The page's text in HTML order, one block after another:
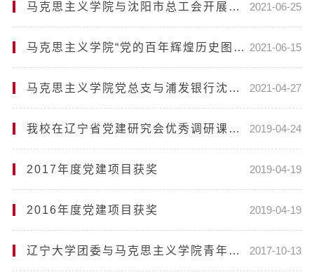
2021-06-25
马克思主义学院与沈阳市总工会开展党史学习教育共建活动
2021-06-15
马克思主义学院“党的百年辉煌历史图片展”参观场次突破100场
2021-04-27
马克思主义学院党总支与浦发银行沈阳分行党委开展党史学习教育共建活动
2019-04-24
我校在辽宁省党建研究会优秀调研课题评比中获奖
2019-04-19
2017年度党建项目获奖
2019-04-19
2016年度党建项目获奖
2017-10-13
辽宁大学团委与马克思主义学院青年马克思主义者培养“四个一”工程活动正式启动